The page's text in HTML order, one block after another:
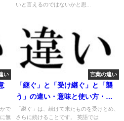
いと言えるのではないかと思...
い
で
無
言葉の違い
「継ぐ」と「受け継ぐ」と「襲
う」の違い・意味と使い方・由
来や例文
「継ぐ」は、続けて来たものを受けとめ、
さらに続けることです。 英語では